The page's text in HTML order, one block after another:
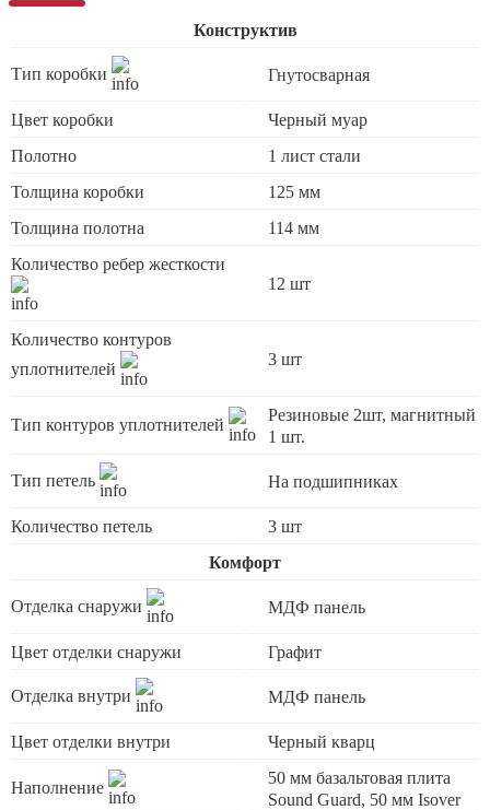
Конструктив
Тип коробки Гнутосварная
Цвет коробки
Черный муар
Полотно
1 лист стали
Толщина коробки
125 мм
Толщина полотна
114 мм
Количество ребер жесткости
12 шт
Количество контуров
уплотнителей
3 шт
Тип контуров уплотнителей
Резиновые 2шт, магнитный
1 шт.
Тип петель На подшипниках
Количество петель
3 шт
Комфорт
Отделка снаружи МДФ панель
Цвет отделки снаружи Графит
Отделка внутри МДФ панель
Цвет отделки внутри Черный кварц
Наполнение
50 мм базальтовая плита
Sound Guard, 50 мм Isover